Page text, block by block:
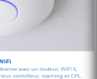
avec un routeur, WiFi 6,
contrôleur, roaming et CPL.